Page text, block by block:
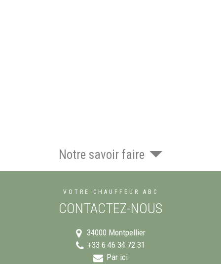
Notre savoir faire
VOTRE CHAUFFEUR ABC
CONTACTEZ-NOUS
34000 Montpellier
+33 6 46 34 72 31
Par ici